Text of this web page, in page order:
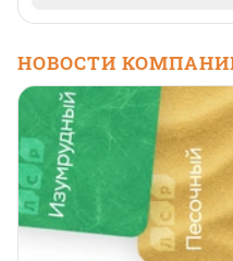
НОВОСТИ